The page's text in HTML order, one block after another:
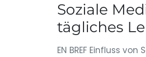
Soziale
tägliches
EN BREF Einfluss